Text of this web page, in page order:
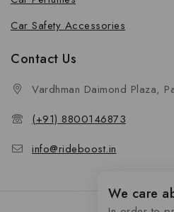
Car Safety Accessories
Contact Us
Vardhman Daimond Plaza,
(+91) 8800146873
info@rideboost.in
We care